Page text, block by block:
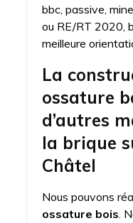
bbc, passive,
ou RE/RT 2020,
meilleure
La
ossature
d’autres
la brique
Châtel
Nous pouvons
ossature bois.